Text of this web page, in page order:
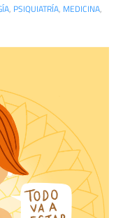
, PSIQUIATRÍA, MEDICINA,